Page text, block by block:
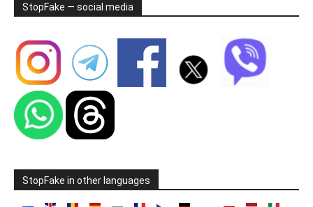
StopFake — social media
StopFake in other languages